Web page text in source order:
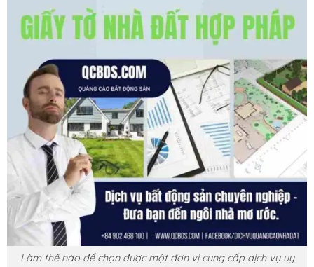
Làm thế nào để chọn được một đơn vị cung cấp dịch vụ uy